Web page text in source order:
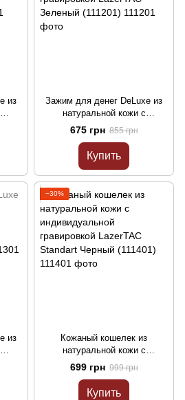
из
Зажим для денег DeLuxe из
натуральной кожи с
индивидуальной гравировкой
LazerTAC Зеленый (111201)
675 грн 855 грн
Купить
из
−30%
Кожаный кошелек из
натуральной кожи с
индивидуальной гравировкой
LazerTAC Standart Черный
(111401)
699 грн 999 грн
Купить